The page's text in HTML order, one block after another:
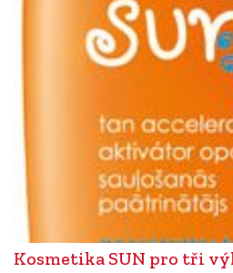
Kosmetika SUN pro tři